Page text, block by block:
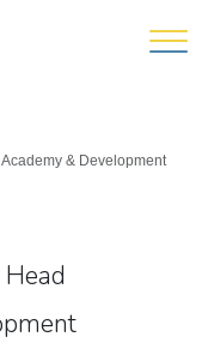
& Development